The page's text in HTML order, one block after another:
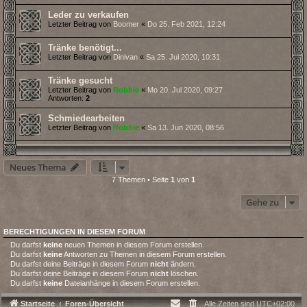
Leder zu verkaufen
Letzter Beitrag von Boomer « Do 25. Feb 2021, 12:24
Tränke benötigt...
Letzter Beitrag von Dinivan « Sa 25. Jul 2020, 10:31
Tränke gesucht
Letzter Beitrag von Robbie « Mo 20. Jul 2020, 09:27
Antworten: 2
Schmiedearbeiten
Letzter Beitrag von Robbie « Sa 13. Jun 2020, 08:56
Neues Thema
7 Themen • Seite 1 von 1
Gehe zu
BERECHTIGUNGEN IN DIESEM FORUM
Du darfst keine neuen Themen in diesem Forum erstellen.
Du darfst keineAntworten zu Themen in diesem Forum erstellen.
Du darfst deine Beiträge in diesem Forum nicht ändern.
Du darfst deine Beiträge in diesem Forum nicht löschen.
Du darfst keine Dateianhänge in diesem Forum erstellen.
Startseite Foren-Übersicht Alle Zeiten sindUTC+02:00